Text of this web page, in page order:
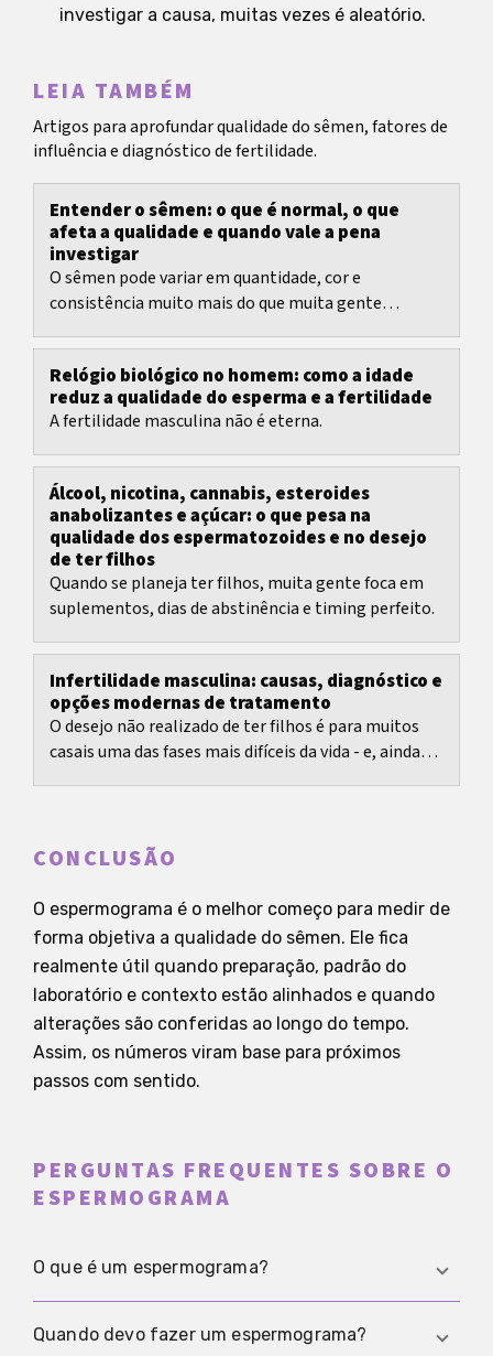
investigar a causa, muitas vezes é aleatório.
LEIA TAMBÉM
Artigos para aprofundar qualidade do sêmen, fatores de
influência e diagnóstico de fertilidade.
Entender o sêmen: o que é normal, o que
afeta a qualidade e quando vale a pena
investigar
O sêmen pode variar em quantidade, cor e
consistência muito mais do que muita gente
Relógio biológico no homem: como a idade
reduz a qualidade do esperma e a fertilidade
A fertilidade masculina não é eterna.
Álcool, nicotina, cannabis, esteroides
anabolizantes e açúcar: o que pesa na
qualidade dos espermatozoides e no desejo
de ter filhos
Quando se planeja ter filhos, muita gente foca em
suplementos, dias de abstinência e timing perfeito.
Infertilidade masculina: causas, diagnóstico e
opções modernas de tratamento
O desejo não realizado de ter filhos é para muitos
casais uma das fases mais difíceis da vida - e, ainda
CONCLUSÃO
O espermograma é o melhor começo para medir de
forma objetiva a qualidade do sêmen. Ele fica
realmente útil quando preparação, padrão do
laboratório e contexto estão alinhados e quando
alterações são conferidas ao longo do tempo.
Assim, os números viram base para próximos
passos com sentido.
PERGUNTAS FREQUENTES SOBRE O
ESPERMOGRAMA
O que é um espermograma?
O espermograma é o exame padronizado em
Quando devo fazer um espermograma?